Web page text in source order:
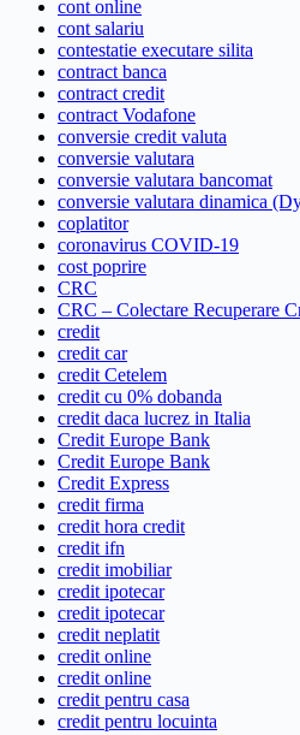
cont online
cont salariu
contestatie executare silita
contract banca
contract credit
contract Vodafone
conversie credit valuta
conversie valutara
conversie valutara bancomat
conversie valutara dinamica
coplatitor
coronavirus COVID-19
cost poprire
CRC
CRC – Colectare Recuperare
credit
credit car
credit Cetelem
credit cu 0% dobanda
credit daca lucrez in Italia
Credit Europe Bank
Credit Europe Bank
Credit Express
credit firma
credit hora credit
credit ifn
credit imobiliar
credit ipotecar
credit ipotecar
credit neplatit
credit online
credit online
credit pentru casa
credit pentru locuinta